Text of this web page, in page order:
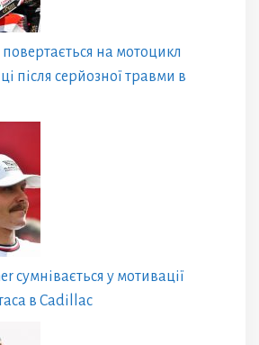
на мотоцикл
після серйозної травми в
сумнівається у мотивації
в Cadillac